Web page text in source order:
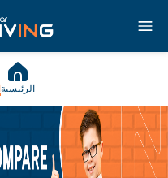
الرئيسية